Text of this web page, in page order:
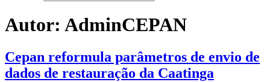
Autor: AdminCEPAN
Cepan reformula parâmetros de envio de
dados de restauração da Caatinga